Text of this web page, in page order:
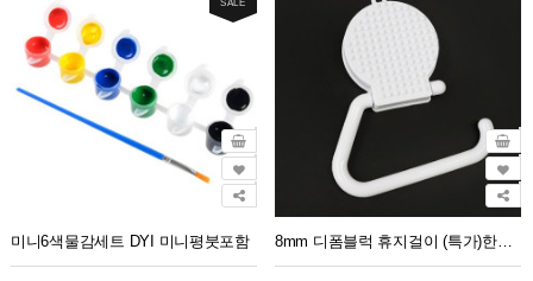
미니6색물감세트 DYI 미니평붓포함 8mm 디폼블럭 휴지걸이 (특가)한정판매